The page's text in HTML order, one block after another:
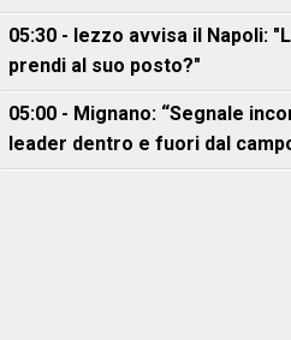
05:30 - Iezzo avvisa il Napoli:
prendi al suo posto?"
05:00 - Mignano: “Segnale
leader dentro e fuori dal